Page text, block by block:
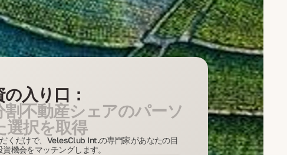
入り口：
不動産シェアのパーソ
選択を取得
くだけで、VelesClub Int.の専門家があなたの目
機会をマッチングします。